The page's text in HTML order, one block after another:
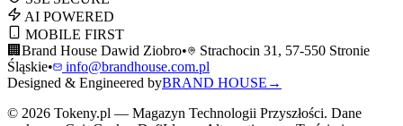
AI POWERED
MOBILE FIRST
🏢 Brand House Dawid Ziobro•
Strachocin 31, 57-550 Stronie
Śląskie•
info@brandhouse.com.pl
Designed & Engineered byBRAND HOUSE →
© 2026 Tokeny.pl — Magazyn Technologii Przyszłości. Dane